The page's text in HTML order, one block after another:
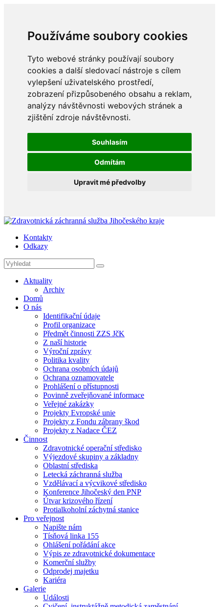
Používáme soubory cookies
Tyto webové stránky používají soubory
cookies a další sledovací nástroje s cílem
vylepšení uživatelského prostředí,
zobrazení přizpůsobeného obsahu a reklam,
analýzy návštěvnosti webových stránek a
zjištění zdroje návštěvnosti.
Souhlasím
Odmítám
Upravit mé předvolby
Kontakty
Odkazy
Aktuality
Archiv
Domů
O nás
Identifikační údaje
Profil organizace
Předmět činnosti ZZS JčK
Z naší historie
Výroční zprávy
Politika kvality
Ochrana osobních údajů
Ochrana oznamovatele
Prohlášení o přístupnosti
Povinně zveřejňované informace
Veřejné zakázky
Projekty Evropské unie
Projekty z Fondu zábrany škod
Projekty z Nadace ČEZ
Činnost
Zdravotnické operační středisko
Výjezdové skupiny a základny
Oblastní střediska
Letecká záchranná služba
Vzdělávací a výcvikové středisko
Konference Jihočeský den PNP
Útvar krizového řízení
Protialkoholní záchytná stanice
Pro veřejnost
Napište nám
Tísňová linka 155
Ohlášení pořádání akce
Výpis ze zdravotnické dokumentace
Komerční služby
Odprodej majetku
Kariéra
Galerie
Události